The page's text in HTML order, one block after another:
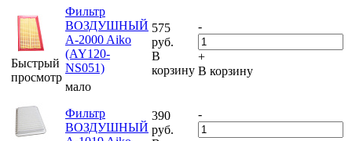
Быстрый
просмотр
Фильтр
ВОЗДУШНЫЙ
A-2000 Aiko
(AY120-
NS051)
мало
575
руб.
В
корзину
-
+
В корзину
Фильтр
ВОЗДУШНЫЙ
390
руб.
-